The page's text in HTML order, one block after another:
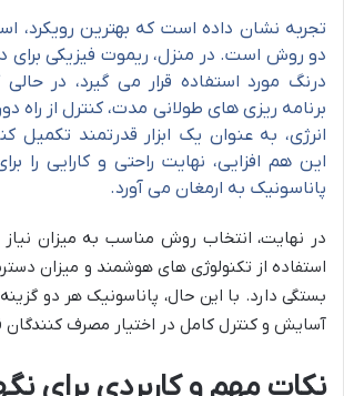
تجربه نشان داده است که بهترین رویکرد،
دو روش است. در منزل، ریموت فیزیکی
درنگ مورد استفاده قرار می گیرد، در
برنامه ریزی های طولانی مدت، کنترل از راه
انرژی، به عنوان یک ابزار قدرتمند
این هم افزایی، نهایت راحتی و کارایی را
پاناسونیک به ارمغان می آورد.
در نهایت، انتخاب روش مناسب به میزان نیاز
استفاده از تکنولوژی های هوشمند و میزان
بستگی دارد. با این حال، پاناسونیک هر دو
آسایش و کنترل کامل در اختیار مصرف کنندگان
نکات مهم و کاربردی برای